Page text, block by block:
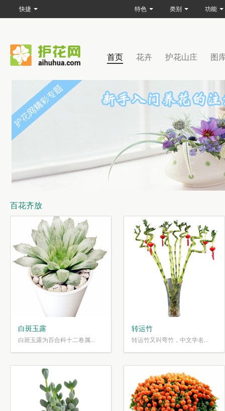
首页 花卉 护花山庄 图
百花齐放
白斑玉露
白斑玉露为百合科十二卷属...
转运竹
转运竹又叫弯竹，中文学名...
快捷 特色 类别 功能